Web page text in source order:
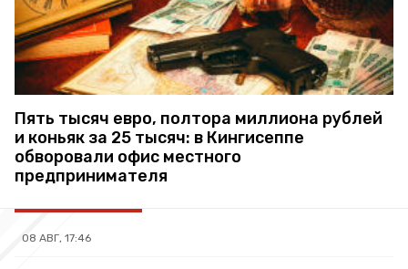
Пять тысяч евро, полтора миллиона рублей
и коньяк за 25 тысяч: в Кингисеппе
обворовали офис местного
предпринимателя
08 АВГ, 17:46